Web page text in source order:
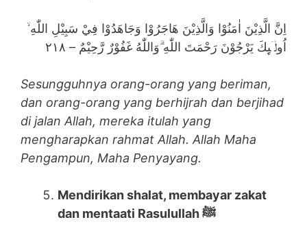
اِنَّ الَّذِيْنَ اٰمَنُوْا وَالَّذِيْنَ هَاجَرُوْا وَجَاهَدُوْا فِيْ سَبِيْلِ اللّٰهِ ۙ
اُولٰۤىِٕكَ يَرْجُوْنَ رَحْمَتَ اللّٰهِ ۗوَاللّٰهُ غَفُوْرٌ رَّحِيْمٌ – ٢١٨
Sesungguhnya orang-orang yang beriman,
dan orang-orang yang berhijrah dan berjihad
di jalan Allah, mereka itulah yang
mengharapkan rahmat Allah. Allah Maha
Pengampun, Maha Penyayang.
Mendirikan shalat, membayar zakat
dan mentaati Rasulullah ﷺ